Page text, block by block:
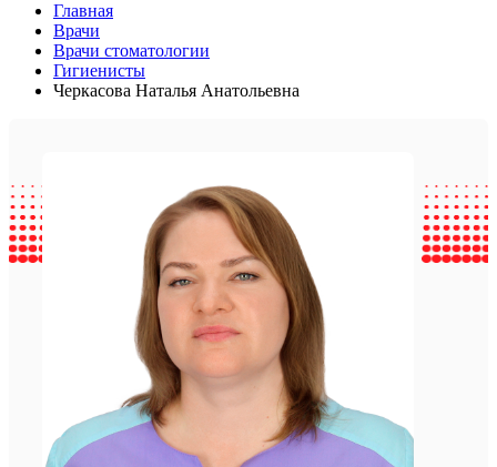
Главная
Врачи
Врачи стоматологии
Гигиенисты
Черкасова Наталья Анатольевна